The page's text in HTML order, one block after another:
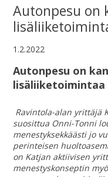
Autonpesu on
1.2.2022
Autonpesu on
lisäliiketoimintaa
Ravintola-alan yrittäjä
suosittua Onni-Tonni
menestyksekkäästi jo
perinteisen
on Katjan aktiivisen
menestyskonseptin